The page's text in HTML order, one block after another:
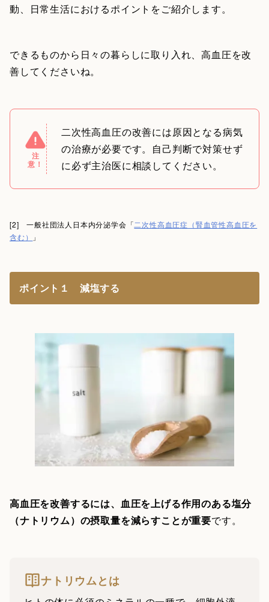
動、日常生活におけるポイントをご紹介します。
できるものから日々の暮らしに取り入れ、高血圧を改
善してくださいね。
注
意！
二次性高血圧の改善には原因となる病気
の治療が必要です。自己判断で対策せず
に必ず主治医に相談してください。
[2] 一般社団法人日本内分泌学会「二次性高血圧症（腎血管性高血圧を
含む）
」
ポイント１ 減塩する
高血圧を改善するには、血圧を上げる作用のある塩分
（ナトリウム）の摂取量を減らすことが重要です。
ナトリウムとは